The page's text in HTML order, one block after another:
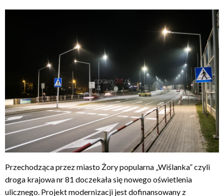
Przechodząca przez miasto Żory popularna „Wiślanka” czyli
droga krajowa nr 81 doczekała się nowego oświetlenia
ulicznego. Projekt modernizacji jest dofinansowany z